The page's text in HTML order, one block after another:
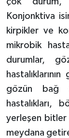
Konjonktiva
kirpikler ve
mikrobik
durumlar,
gözün bağ
hastalıkları,
yerleşen
meydana